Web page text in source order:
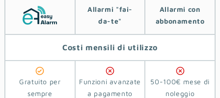
Allarmi ‎‎"‎fai-
da-te"
Allarmi con
abbonamento
Costi mensili di utilizzo
Gratuito per
sempre
Funzioni avanzate
a pagamento
50-100€ mese di
noleggio